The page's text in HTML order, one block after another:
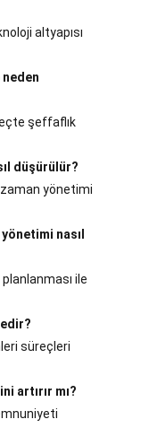
altyapısı
şeffaflık
düşürülür?
yönetimi
nasıl
ile
süreçleri
artırır mı?